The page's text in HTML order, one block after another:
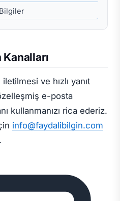
ve hızlı yanıt
e-posta
kullanmanızı rica ederiz.
info@faydalibilgin.com